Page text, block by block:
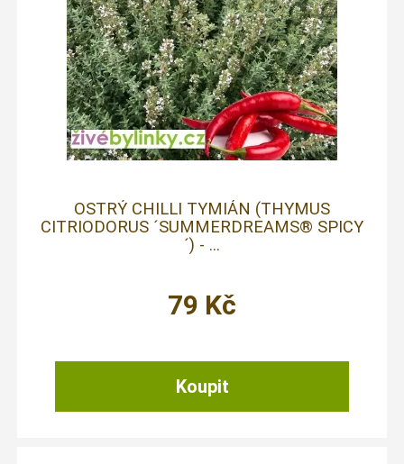
OSTRÝ CHILLI TYMIÁN (THYMUS
CITRIODORUS ´SUMMERDREAMS® SPICY
´) - ...
79 Kč